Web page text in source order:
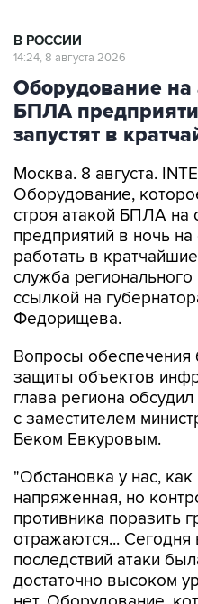
В РОССИИ
14:24, 8 августа 2026
Оборудование на
БПЛА
запустят в
Москва. 8 августа.
Оборудование,
строя атакой БПЛА на
предприятий в ночь на
работать в
служба регионального
ссылкой на
Федорищева.
Вопросы обеспечения
защиты объектов
глава региона
с заместителем
Беком Евкуровым.
"Обстановка у нас,
напряженная, но
противника поразить
отражаются...
последствий атаки
достаточно высоком